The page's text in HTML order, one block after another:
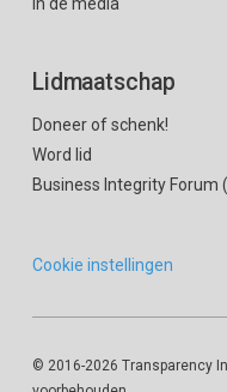
In de media
Lidmaatschap
Doneer of schenk!
Word lid
Business Integrity Forum
Cookie instellingen
© 2016-2026 Transparency